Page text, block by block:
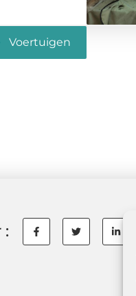
Voertuigen
: